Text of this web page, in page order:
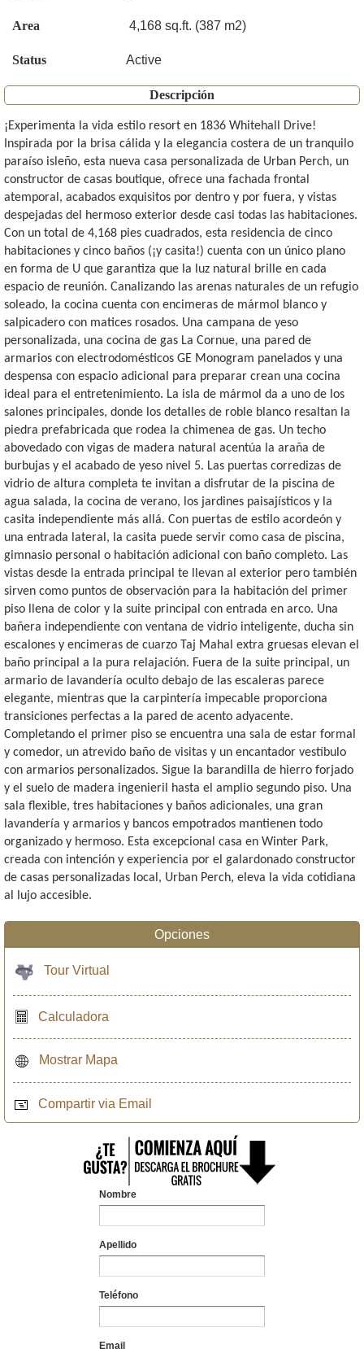
Area 4,168 sq.ft. (387 m2)
Status Active
Descripción
¡Experimenta la vida estilo resort en 1836 Whitehall Drive!
Inspirada por la brisa cálida y la elegancia costera de un tranquilo
paraíso isleño, esta nueva casa personalizada de Urban Perch, un
constructor de casas boutique, ofrece una fachada frontal
atemporal, acabados exquisitos por dentro y por fuera, y vistas
despejadas del hermoso exterior desde casi todas las habitaciones.
Con un total de 4,168 pies cuadrados, esta residencia de cinco
habitaciones y cinco baños (¡y casita!) cuenta con un único plano
en forma de U que garantiza que la luz natural brille en cada
espacio de reunión. Canalizando las arenas naturales de un refugio
soleado, la cocina cuenta con encimeras de mármol blanco y
salpicadero con matices rosados. Una campana de yeso
personalizada, una cocina de gas La Cornue, una pared de
armarios con electrodomésticos GE Monogram panelados y una
despensa con espacio adicional para preparar crean una cocina
ideal para el entretenimiento. La isla de mármol da a uno de los
salones principales, donde los detalles de roble blanco resaltan la
piedra prefabricada que rodea la chimenea de gas. Un techo
abovedado con vigas de madera natural acentúa la araña de
burbujas y el acabado de yeso nivel 5. Las puertas corredizas de
vidrio de altura completa te invitan a disfrutar de la piscina de
agua salada, la cocina de verano, los jardines paisajísticos y la
casita independiente más allá. Con puertas de estilo acordeón y
una entrada lateral, la casita puede servir como casa de piscina,
gimnasio personal o habitación adicional con baño completo. Las
vistas desde la entrada principal te llevan al exterior pero también
sirven como puntos de observación para la habitación del primer
piso llena de color y la suite principal con entrada en arco. Una
bañera independiente con ventana de vidrio inteligente, ducha sin
escalones y encimeras de cuarzo Taj Mahal extra gruesas elevan el
baño principal a la pura relajación. Fuera de la suite principal, un
armario de lavandería oculto debajo de las escaleras parece
elegante, mientras que la carpintería impecable proporciona
transiciones perfectas a la pared de acento adyacente.
Completando el primer piso se encuentra una sala de estar formal
y comedor, un atrevido baño de visitas y un encantador vestíbulo
con armarios personalizados. Sigue la barandilla de hierro forjado
y el suelo de madera ingenieril hasta el amplio segundo piso. Una
sala flexible, tres habitaciones y baños adicionales, una gran
lavandería y armarios y bancos empotrados mantienen todo
organizado y hermoso. Esta excepcional casa en Winter Park,
creada con intención y experiencia por el galardonado constructor
de casas personalizadas local, Urban Perch, eleva la vida cotidiana
al lujo accesible.
Opciones
Tour Virtual
Calculadora
Mostrar Mapa
Compartir via Email
Nombre
Apellido
Teléfono
Email